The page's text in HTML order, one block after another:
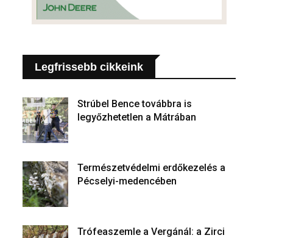
Legfrissebb cikkeink
Strúbel Bence továbbra is
legyőzhetetlen a Mátrában
Természetvédelmi erdőkezelés a
Pécselyi-medencében
Trófeaszemle a Vergánál: a Zirci